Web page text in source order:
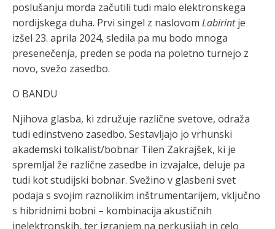
poslušanju morda začutili tudi malo elektronskega
nordijskega duha. Prvi singel z naslovom Labirintje
izšel 23. aprila 2024, sledila pa mu bodo mnoga
presenečenja, preden se poda na poletno turnejo z
novo, svežo zasedbo.
O BANDU
Njihova glasba, ki združuje različne svetove, odraža
tudi edinstveno zasedbo. Sestavljajo jo vrhunski
akademski tolkalist/bobnar Tilen Zakrajšek, ki je
spremljal že različne zasedbe in izvajalce, deluje pa
tudi kot studijski bobnar. Svežino v glasbeni svet
podaja s svojim raznolikim inštrumentarijem, vključno
s hibridnimi bobni – kombinacija akustičnih
inelektronskih, ter igranjem na perkusijah in celo